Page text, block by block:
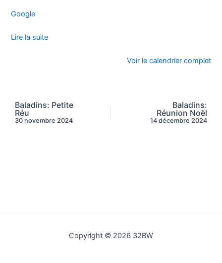
Google
Lire la suite
Voir le calendrier complet
Baladins: Petite
Réu
30 novembre 2024
Baladins:
Réunion Noël
14 décembre 2024
Copyright © 2026 32BW